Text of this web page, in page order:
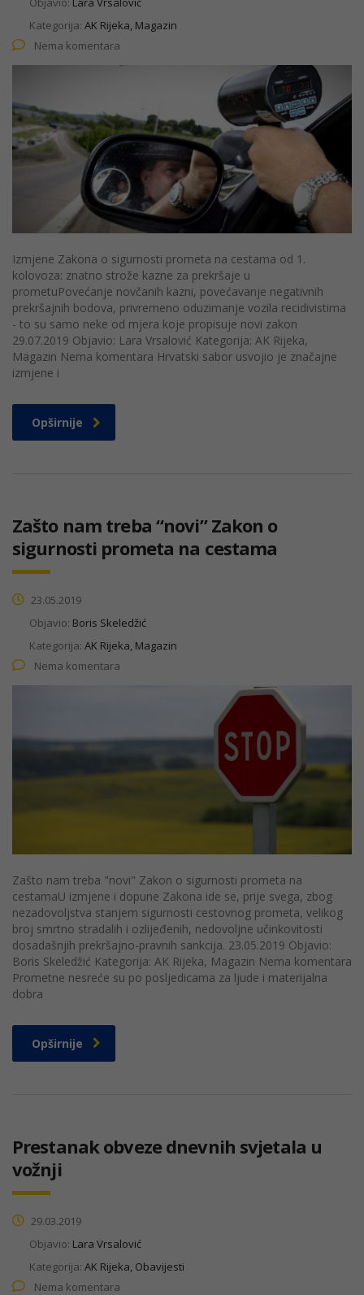
Kategorija: AK Rijeka, Magazin
Nema komentara
Izmjene Zakona o sigurnosti prometa na cestama od 1.
kolovoza: znatno strože kazne za prekršaje u
prometuPovećanje novčanih kazni, povećavanje negativnih
prekršajnih bodova, privremeno oduzimanje vozila recidivistima
- to su samo neke od mjera koje propisuje novi zakon
29.07.2019 Objavio: Lara Vrsalović Kategorija: AK Rijeka,
Magazin Nema komentara Hrvatski sabor usvojio je značajne
izmjene i
Opširnije
Zašto nam treba “novi” Zakon o
sigurnosti prometa na cestama
23.05.2019
Objavio: Boris Skeledžić
Kategorija: AK Rijeka, Magazin
Nema komentara
Zašto nam treba "novi" Zakon o sigurnosti prometa na
cestamaU izmjene i dopune Zakona ide se, prije svega, zbog
nezadovoljstva stanjem sigurnosti cestovnog prometa, velikog
broj smrtno stradalih i ozlijeđenih, nedovoljne učinkovitosti
dosadašnjih prekršajno-pravnih sankcija. 23.05.2019 Objavio:
Boris Skeledžić Kategorija: AK Rijeka, Magazin Nema komentara
Prometne nesreće su po posljedicama za ljude i materijalna
dobra
Opširnije
Prestanak obveze dnevnih svjetala u
vožnji
29.03.2019
Objavio: Lara Vrsalović
Kategorija: AK Rijeka, Obavijesti
Nema komentara